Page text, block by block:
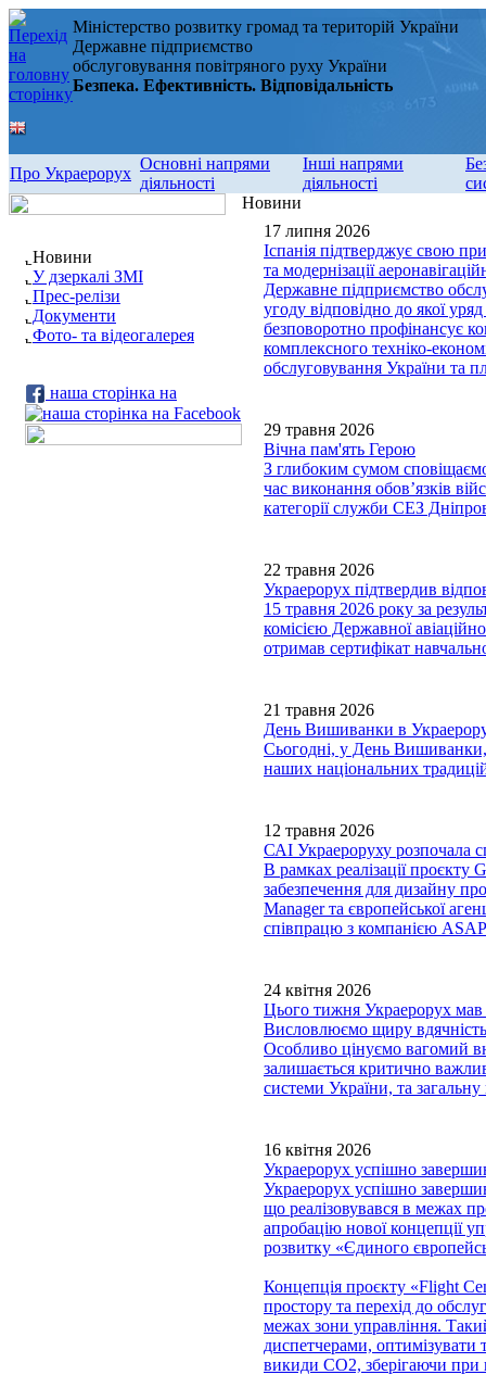
Міністерство розвитку громад та територій України
Державне підприємство
обслуговування повітряного руху України
Безпека. Ефективність. Відповідальність
Про Украерорух
Основні напрями
діяльності
Інші напрями
діяльності
Новини
У дзеркалі ЗМІ
Прес-релізи
Документи
Фото- та відеогалерея
наша сторінка на
Новини
17 липня 2026
Іспанія підтверджує свою
та модернізації
Державне підприємство
угоду відповідно до якої
безповоротно профінансує
комплексного техніко-
обслуговування України та
29 травня 2026
Вічна пам'ять Герою
З глибоким сумом
час виконання обов’язків
категорії служби СЕЗ
22 травня 2026
Украерорух підтвердив
15 травня 2026 року за
комісією Державної
отримав сертифікат
21 травня 2026
День Вишиванки в
Сьогодні, у День Вишиванки,
наших національних
12 травня 2026
САІ Украероруху розпочала
В рамках реалізації
забезпечення для дизайну
Manager та європейської
співпрацю з компанією
24 квітня 2026
Цього тижня Украерорух мав
Висловлюємо щиру вдячність
Особливо цінуємо вагомий
залишається критично
системи України, та загальну
16 квітня 2026
Украерорух успішно
Украерорух успішно
що реалізовувався в межах
апробацію нової концепції
розвитку «Єдиного
Концепція проєкту «Flight
простору та перехід до
межах зони управління.
диспетчерами, оптимізувати
викиди CO2, зберігаючи при